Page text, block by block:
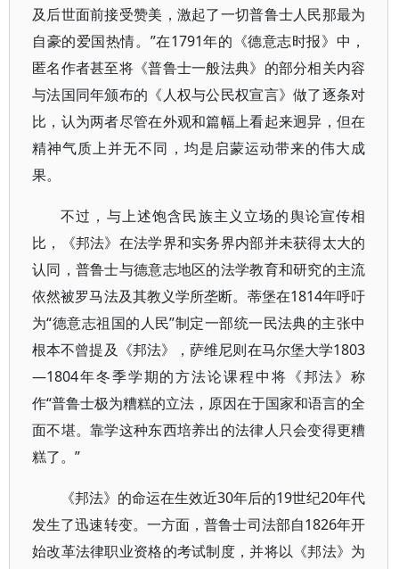
及后世面前接受赞美，激起了一切普鲁士人民那最为
自豪的爱国热情。”在1791年的《德意志时报》中，
匿名作者甚至将《普鲁士一般法典》的部分相关内容
与法国同年颁布的《人权与公民权宣言》做了逐条对
比，认为两者尽管在外观和篇幅上看起来迥异，但在
精神气质上并无不同，均是启蒙运动带来的伟大成
果。
不过，与上述饱含民族主义立场的舆论宣传相
比，《邦法》在法学界和实务界内部并未获得太大的
认同，普鲁士与德意志地区的法学教育和研究的主流
依然被罗马法及其教义学所垄断。蒂堡在1814年呼吁
为“德意志祖国的人民”制定一部统一民法典的主张中
根本不曾提及《邦法》，萨维尼则在马尔堡大学1803
—1804年冬季学期的方法论课程中将《邦法》称
作“普鲁士极为糟糕的立法，原因在于国家和语言的全
面不堪。靠学这种东西培养出的法律人只会变得更糟
糕了。”
《邦法》的命运在生效近30年后的19世纪20年代
发生了迅速转变。一方面，普鲁士司法部自1826年开
始改革法律职业资格的考试制度，并将以《邦法》为